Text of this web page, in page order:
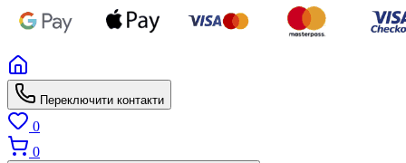
Переключити контакти
0
0